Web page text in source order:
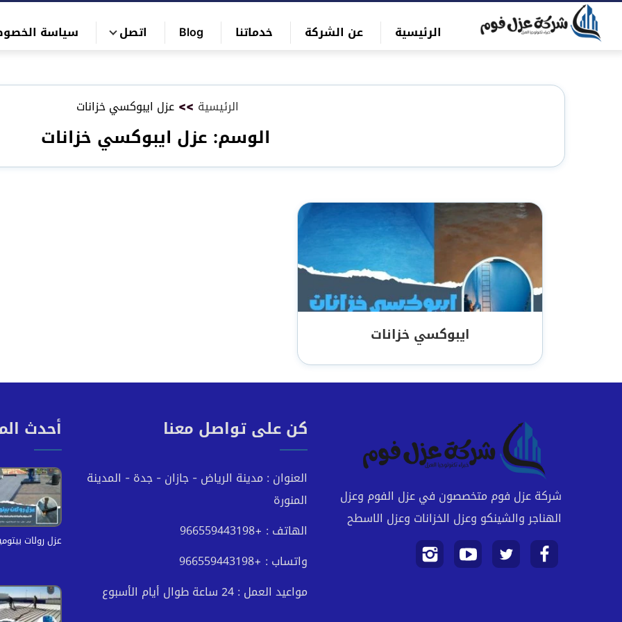
التجاوز
الرئيسية عن الشركة خدماتنا Blog اتصل سياسة
الرئيسية >> عزل ايبوكسي خزانات
الوسم: عزل ايبوكسي خزانات
ايبوكسي خزانات
شركة عزل فوم متخصصون في عزل الفوم وعزل
الهناجر والشينكو وعزل الخزانات وعزل الاسطح
تابعنا
تابعنا
تابعنا
تابعنا
كن على تواصل معنا
العنوان : مدينة الرياض - جازان - جدة - المدينة
المنورة
الهاتف : +966559443198
واتساب : +966559443198
مواعيد العمل : 24 ساعة طوال أيام الأسبوع
أحدث
عزل رولات